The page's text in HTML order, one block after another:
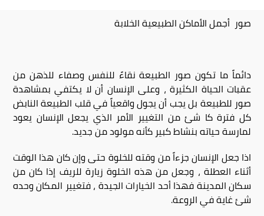
صور أجمل الأماكن الطبيعية الخلابة
دائماً ما تكون صور الطبيعة نقاءً للنفس وصفاء للذهن من
عقبات الحياة الكثيرة ، وعلى الإنسان أن لا يكتفي بمشاهدة
صور للطبيعة بل يجب أن يجول واقعياً في قلب الطبيعة النابض
كل فترة كا شئ من التغيير الأمر الذي يجعل الإنسان يعود
لمارسة حياته بنشاط كبير كأنه مولود من جديد.
اذا جعل الإنسان جزءاً من وقته للخلوة حتى وإن كان هذا الوقت
أثناء العطلة ، وجعل من هذه الخلوة زيارة للريف إذا كان من
سكان المدينة فهذا أحد الخيارات الجيدة ، فتغيير المكان وحده
شئ غاية في الروعة.